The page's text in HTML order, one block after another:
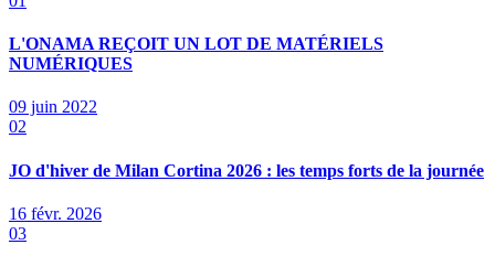
L'ONAMA REÇOIT UN LOT DE MATÉRIELS
NUMÉRIQUES
09 juin 2022
02
JO d'hiver de Milan Cortina 2026 : les temps forts de la journée
16 févr. 2026
03